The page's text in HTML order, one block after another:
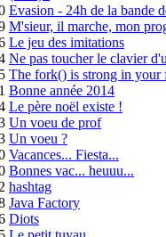
Evasion - 24h de la bande
M'sieur, il marche, mon
Le jeu des imitations
Ne pas toucher le clavier
The fork() is strong in your
Bonne année 2014
Le père noël existe !
Un voeu de prof
Un voeu ?
Vacances... Fiesta...
Bonnes vac... heuuu...
hashtag
Java Factory
Diots